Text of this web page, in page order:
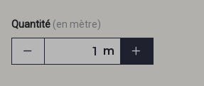
Quantité (en mètre)
m